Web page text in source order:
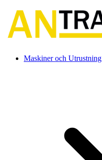
Maskiner och Utrustning